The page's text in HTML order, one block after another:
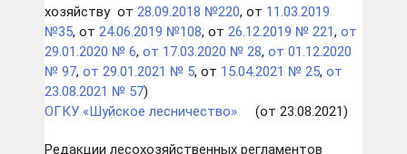
хозяйству от 28.09.2018 №220, от 11.03.2019
№35, от 24.06.2019 №108, от 26.12.2019 № 221, от
29.01.2020 № 6, от 17.03.2020 № 28, от 01.12.2020
№ 97, от 29.01.2021 № 5, от 15.04.2021 № 25, от
23.08.2021 № 57)
ОГКУ «Шуйское лесничество» (от 23.08.2021)
Редакции лесохозяйственных регламентов